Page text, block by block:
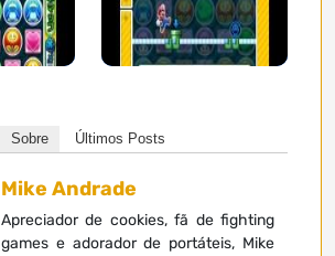
Sobre Últimos Posts
Mike Andrade
Apreciador de cookies, fã de fighting
games e adorador de portáteis, Mike